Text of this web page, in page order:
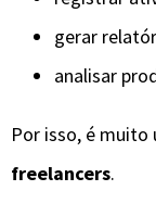
gerar
analisar
Por isso, é
freelancers.